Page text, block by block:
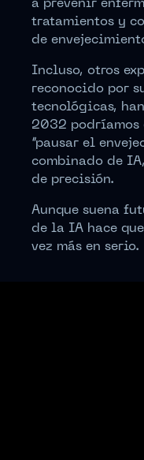
a prevenir
tratamientos y
de
Incluso, otros
reconocido por
tecnológicas,
2032 podríamos
“pausar el
combinado de
de precisión.
Aunque suena
de la IA hace
vez más en serio.